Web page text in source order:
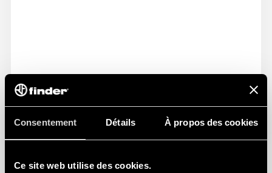
Consentement Détails À propos des cookies
Ce site web utilise des cookies.